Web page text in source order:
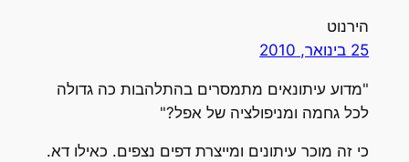
הירנוט
25 בינואר, 2010
"מדוע עיתונאים מתמסרים בהתלהבות כה גדולה
לכל גחמה ומניפולציה של אפל?"
כי זה מוכר עיתונים ומייצרת דפים נצפים. כאילו דא.